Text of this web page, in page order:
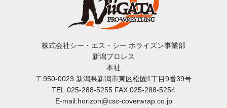
株式会社シー・エス・シー ホライズン事業部
新潟プロレス
本社
〒950-0023 新潟県新潟市東区松園1丁目9番39号
TEL:025-288-5255 FAX:025-288-5254
E-mail:horizon@csc-coverwrap.co.jp